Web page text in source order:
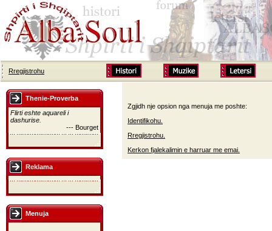
Rregjistrohu
Thenie-Proverba
Flirti eshte aquareli i
dashurise.
--- Bourget
Reklama
Menuja
Zgjidh nje opsion nga menuja me poshte:
Identifikohu.
Rregjistrohu.
Kerkon fjalekalimin e harruar me emai.